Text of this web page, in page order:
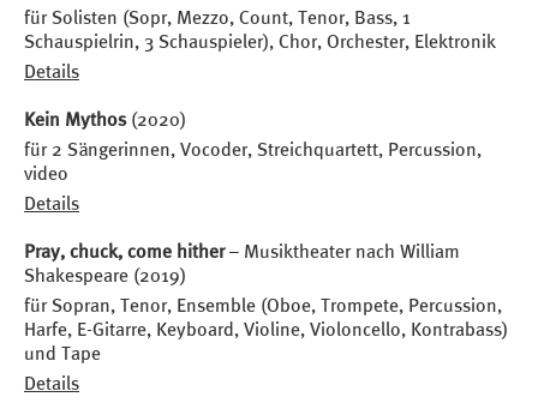
für Solisten (Sopr, Mezzo, Count, Tenor, Bass, 1
Schauspielrin, 3 Schauspieler), Chor, Orchester, Elektronik
Details
Kein Mythos(2020)
für 2 Sängerinnen, Vocoder, Streichquartett, Percussion,
video
Details
Pray, chuck, come hither– Musiktheater nach William
Shakespeare (2019)
für Sopran, Tenor, Ensemble (Oboe, Trompete, Percussion,
Harfe, E-Gitarre, Keyboard, Violine, Violoncello, Kontrabass)
und Tape
Details